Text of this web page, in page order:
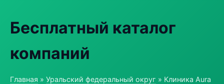
Бесплатный каталог
компаний
Главная » Уральский федеральный округ » Клиника Aura